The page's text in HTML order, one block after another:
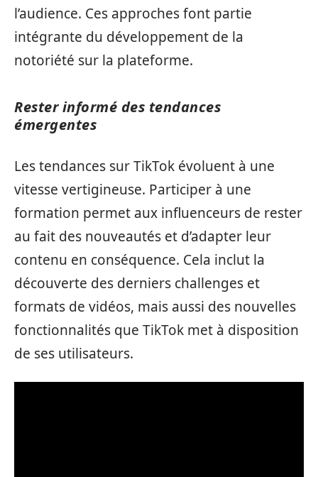
l’audience. Ces approches font partie
intégrante du développement de la
notoriété sur la plateforme.
Rester informé des tendances
émergentes
Les tendances sur TikTok évoluent à une
vitesse vertigineuse. Participer à une
formation permet aux influenceurs de rester
au fait des nouveautés et d’adapter leur
contenu en conséquence. Cela inclut la
découverte des derniers challenges et
formats de vidéos, mais aussi des nouvelles
fonctionnalités que TikTok met à disposition
de ses utilisateurs.